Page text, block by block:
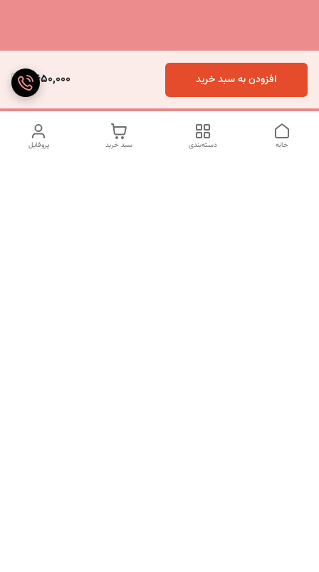
2,650,000 افزودن به سبد خرید
پروفایل سبد خرید دسته‌بندی خانه